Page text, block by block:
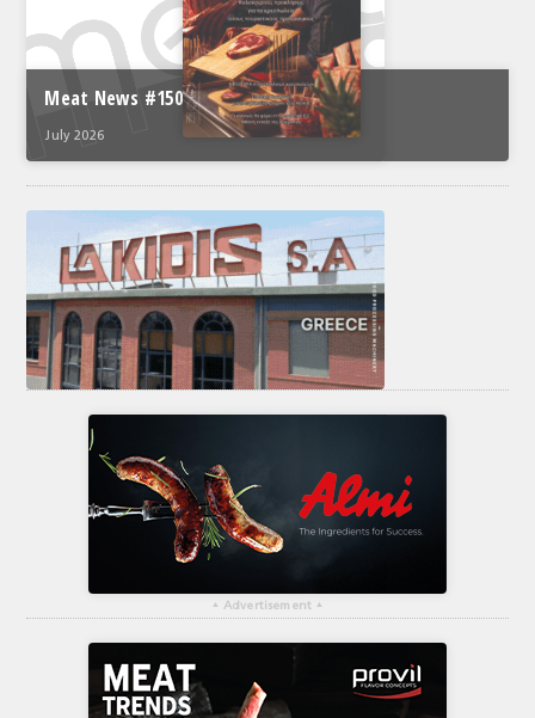
Meat News #150
July 2026
▴ Advertisement ▴